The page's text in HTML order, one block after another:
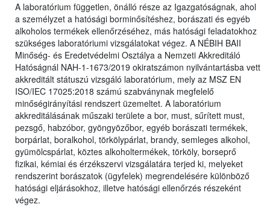
A laboratórium független, önálló része az Igazgatóságnak, ahol
a személyzet a hatósági borminősítéshez, borászati és egyéb
alkoholos termékek ellenőrzéséhez, más hatósági feladatokhoz
szükséges laboratóriumi vizsgálatokat végez. A NÉBIH BAII
Minőség- és Eredetvédelmi Osztálya a Nemzeti Akkreditáló
Hatóságnál NAH-1-1673/2019 okiratszámon nyilvántartásba vett
akkreditált státuszú vizsgáló laboratórium, mely az MSZ EN
ISO/IEC 17025:2018 számú szabványnak megfelelő
minőségirányítási rendszert üzemeltet. A laboratórium
akkreditálásának műszaki területe a bor, must, sűrített must,
pezsgő, habzóbor, gyöngyözőbor, egyéb borászati termékek,
borpárlat, boralkohol, törkölypárlat, brandy, semleges alkohol,
gyümölcspárlat, köztes alkoholtermékek, törköly, borseprő
fizikai, kémiai és érzékszervi vizsgálatára terjed ki, melyeket
rendszerint borászatok (ügyfelek) megrendelésére különböző
hatósági eljárásokhoz, illetve hatósági ellenőrzés részeként
végez.